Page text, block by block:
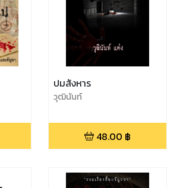
ปมสังหาร
วุฒินันท์
48.00 ฿